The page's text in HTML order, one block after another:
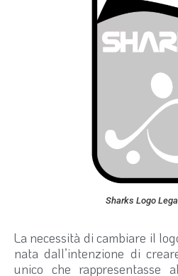
Sharks Logo
La necessità di cambiare il
nata dall’intenzione di
unico che rappresentasse